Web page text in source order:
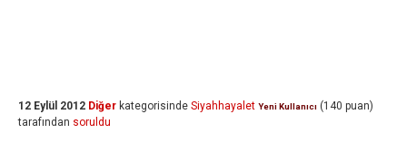
12 Eylül 2012 Diğer kategorisinde Siyahhayalet Yeni Kullanıcı (140 puan)
tarafından soruldu